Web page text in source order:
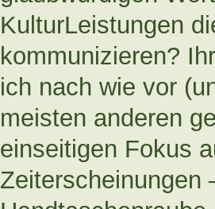
KulturLeistungen
kommunizieren?
ich nach wie vor
meisten anderen
einseitigen Fokus
Zeiterscheinungen